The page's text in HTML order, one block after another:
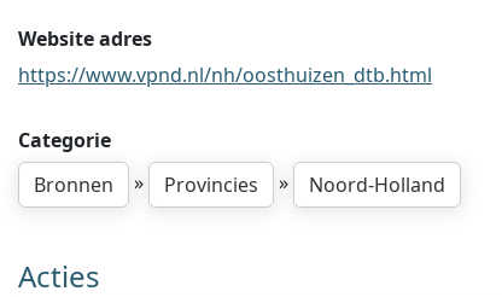
Website adres
https://www.vpnd.nl/nh/oosthuizen_dtb.html
Categorie
Bronnen
» Provincies » Noord-Holland
Acties